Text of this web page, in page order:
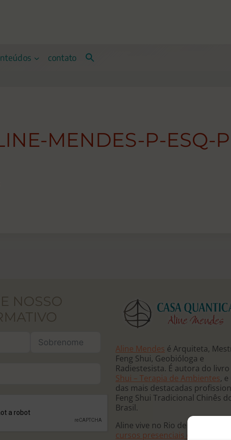
contato
MENDES-P-ESQ-
NOSSO
Aline Mendes é Arquiteta,
Feng Shui, Geobióloga e
Radiestesista. É autora do livro
Shui – Terapia de Ambientes,
das mais destacadas
Feng Shui Tradicional Chinês
Brasil.
Aline vive no Rio de Janeiro e
cursos presenciais e online